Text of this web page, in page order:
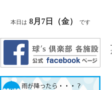
本日は 8月7日（金） です